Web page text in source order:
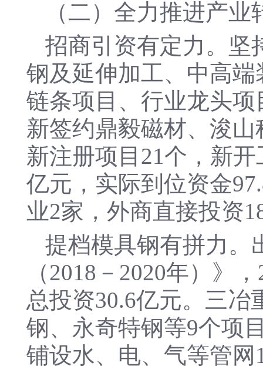
（二）全力推进产业
招商引资有定力。坚
钢及延伸加工、中高
链条项目、行业龙头
新签约鼎毅磁材、浚
新注册项目21个，新
亿元，实际到位资金
业2家，外商直接投资
提档模具钢有拼力。
（2018－2020年）》
总投资30.6亿元。三
钢、永奇特钢等9个项
铺设水、电、气等管